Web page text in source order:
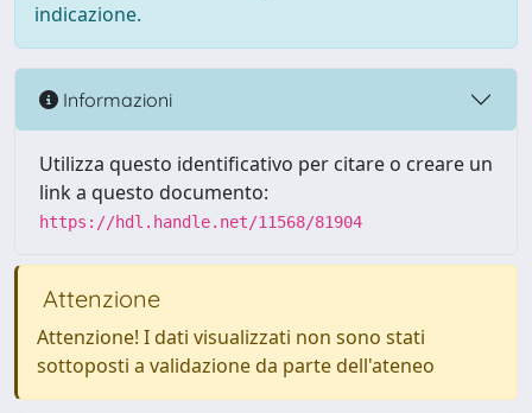
indicazione.
Informazioni
Utilizza questo identificativo per citare o creare un
link a questo documento:
https://hdl.handle.net/11568/81904
Attenzione
Attenzione! I dati visualizzati non sono stati
sottoposti a validazione da parte dell'ateneo